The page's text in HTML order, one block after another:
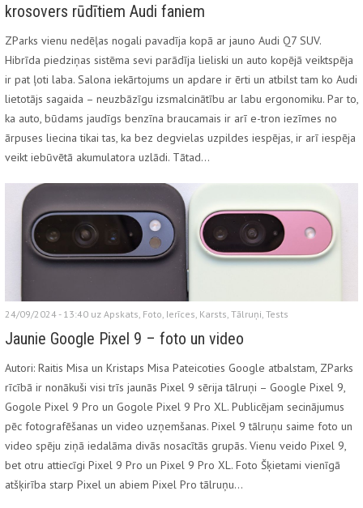
krosovers rūdītiem Audi faniem
ZParks vienu nedēļas nogali pavadīja kopā ar jauno Audi Q7 SUV.
Hibrīda piedziņas sistēma sevi parādīja lieliski un auto kopējā veiktspēja
ir pat ļoti laba. Salona iekārtojums un apdare ir ērti un atbilst tam ko Audi
lietotājs sagaida – neuzbāzīgu izsmalcinātību ar labu ergonomiku. Par to,
ka auto, būdams jaudīgs benzīna braucamais ir arī e-tron iezīmes no
ārpuses liecina tikai tas, ka bez degvielas uzpildes iespējas, ir arī iespēja
veikt iebūvētā akumulatora uzlādi. Tātad…
24/09/2024 - 13:40 uz Apskats Foto Ierīces Karsts Tālruņi Tests
Jaunie Google Pixel 9 – foto un video
Autori: Raitis Misa un Kristaps Misa Pateicoties Google atbalstam, ZParks
rīcībā ir nonākuši visi trīs jaunās Pixel 9 sērija tālruņi – Google Pixel 9,
Gogole Pixel 9 Pro un Gogole Pixel 9 Pro XL. Publicējam secinājumus
pēc fotografēšanas un video uzņemšanas. Pixel 9 tālruņu saime foto un
video spēju ziņā iedalāma divās nosacītās grupās. Vienu veido Pixel 9,
bet otru attiecīgi Pixel 9 Pro un Pixel 9 Pro XL. Foto Šķietami vienīgā
atšķirība starp Pixel un abiem Pixel Pro tālruņu…